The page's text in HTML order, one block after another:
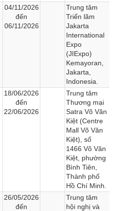
04/11/2026
đến
06/11/2026
Trung tâm
Triển lãm
Jakarta
International
Expo
(JIExpo)
Kemayoran,
Jakarta,
Indonesia.
18/06/2026
đến
22/06/2026
Trung tâm
Thương mại
Satra Võ Văn
Kiệt (Centre
Mall Võ Văn
Kiệt), số
1466 Võ Văn
Kiệt, phường
Bình Tiên,
Thành phố
Hồ Chí Minh.
26/05/2026
đến
Trung tâm
hội nghị và